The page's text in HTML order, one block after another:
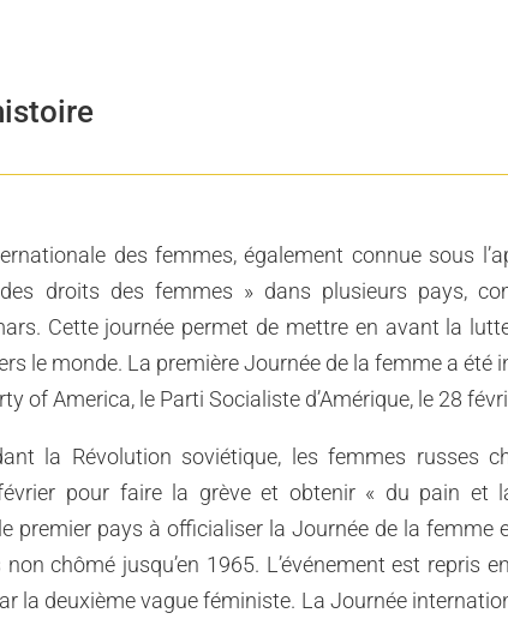
des femmes, également connue sous
droits des femmes » dans plusieurs pays,
Cette journée permet de mettre en avant la
le monde. La première Journée de la femme a été
of America, le Parti Socialiste d’Amérique, le 28
la Révolution soviétique, les femmes russes
pour faire la grève et obtenir « du pain et
premier pays à officialiser la Journée de la femme
chômé jusqu’en 1965. L’événement est repris
la deuxième vague féministe. La Journée